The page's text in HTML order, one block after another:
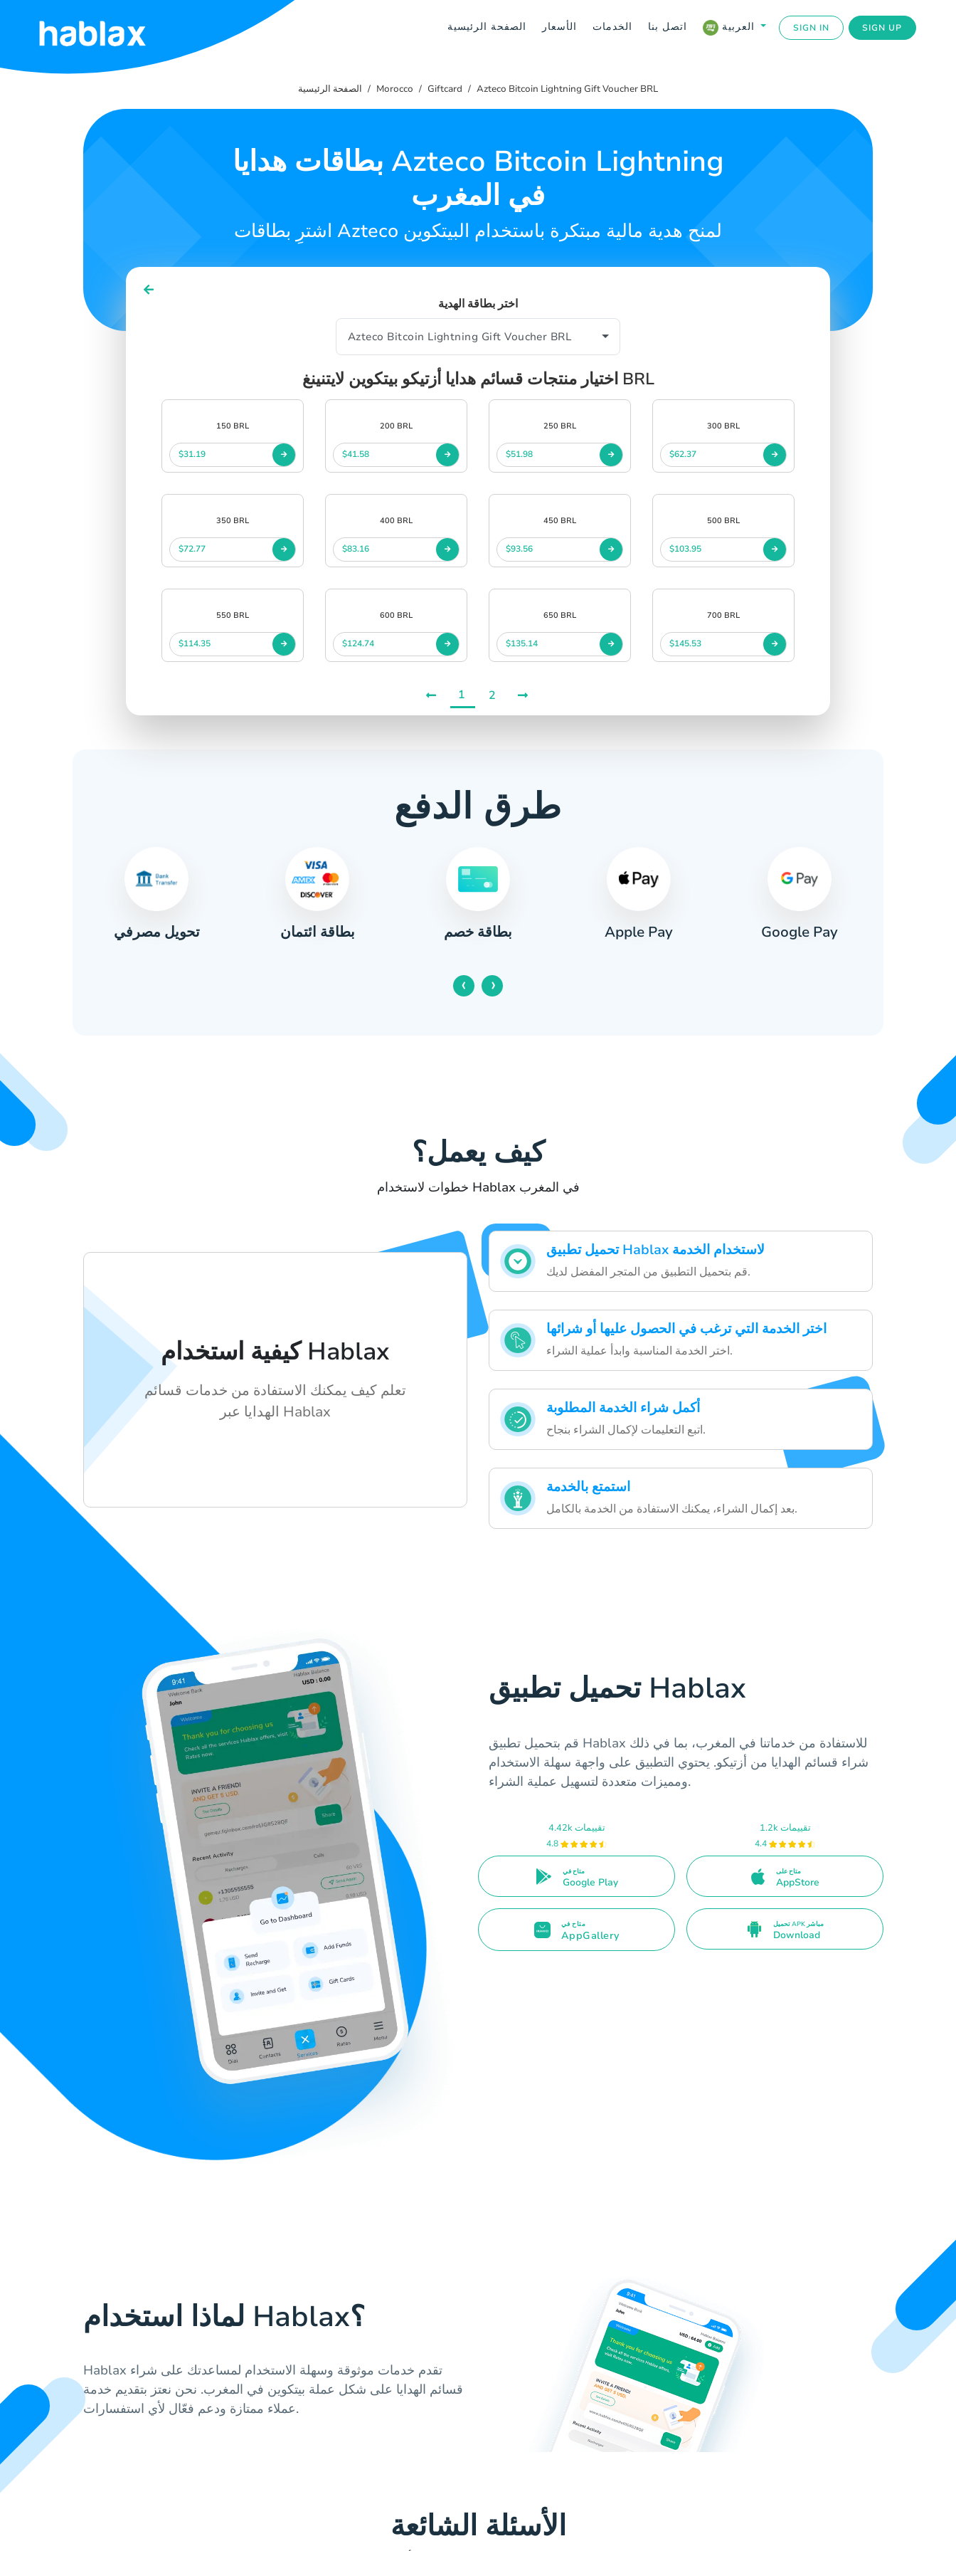
الصفحة الرئيسية الأسعار الخدمات اتصل بنا SIGN IN SIGN UP
الصفحة
الصفحة الرئيسية Morocco Giftcard Azteco Bitcoin Lightning Gift Voucher BRL
بطاقات هدايا Azteco Bitcoin Lightning
في المغرب
اشترِ بطاقات Azteco لمنح هدية مالية مبتكرة باستخدام البيتكوين
اختر بطاقة الهدية
اختيار منتجات قسائم هدايا أزتيكو بيتكوين لايتنينغ BRL
150 BRL
$31.19
200 BRL
$41.58
250 BRL
$51.98
300 BRL
$62.37
350 BRL
$72.77
400 BRL
$83.16
450 BRL
$93.56
500 BRL
$103.95
550 BRL
$114.35
600 BRL
$124.74
650 BRL
$135.14
700 BRL
$145.53
1 2
طرق الدفع
تحويل مصرفي بطاقة ائتمان بطاقة خصم Apple Pay Google Pay
‹ ›
كيف يعمل؟
خطوات لاستخدام Hablax في المغرب
تحميل تطبيق Hablax لاستخدام الخدمة
قم بتحميل التطبيق من المتجر المفضل لديك.
اختر الخدمة التي ترغب في الحصول عليها أو شرائها
اختر الخدمة المناسبة وابدأ عملية الشراء.
أكمل شراء الخدمة المطلوبة
اتبع التعليمات لإكمال الشراء بنجاح.
استمتع بالخدمة
بعد إكمال الشراء، يمكنك الاستفادة من الخدمة بالكامل.
كيفية استخدام Hablax
تعلم كيف يمكنك الاستفادة من خدمات قسائم
الهدايا عبر Hablax
تحميل تطبيق Hablax
قم بتحميل تطبيق Hablax للاستفادة من خدماتنا في المغرب، بما في ذلك
شراء قسائم الهدايا من أزتيكو. يحتوي التطبيق على واجهة سهلة الاستخدام
ومميزات متعددة لتسهيل عملية الشراء.
4.42k تقييمات
4.8
متاح في
Google Play
1.2k تقييمات
4.4
متاح على
AppStore
متاح في
AppGallery
تحميل APK مباشر
Download
لماذا استخدام Hablax؟
Hablax تقدم خدمات موثوقة وسهلة الاستخدام لمساعدتك على شراء
قسائم الهدايا على شكل عملة بيتكوين في المغرب. نحن نعتز بتقديم خدمة
عملاء ممتازة ودعم فعّال لأي استفسارات.
الأسئلة الشائعة